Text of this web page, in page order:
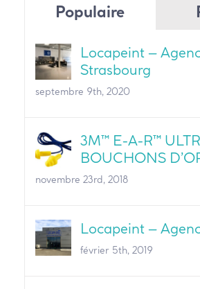
Populaire
Locapeint –
Strasbourg
septembre 9th, 2020
3M™ E-A-R™
BOUCHONS
novembre 23rd, 2018
Locapeint –
février 5th, 2019